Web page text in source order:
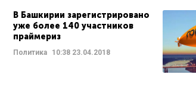
В Башкирии зарегистрировано
уже более 140 участников
праймериз
Политика 10:38 23.04.2018